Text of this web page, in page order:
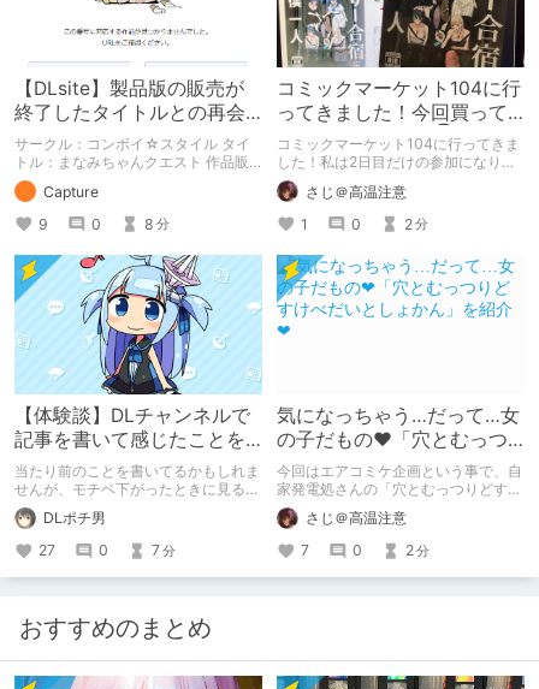
【DLsite】製品版の販売が
終了したタイトルとの再会
【アンテナ】
サークル：コンボイ☆スタイル タイ
トル：まなみちゃんクエスト 作品販
売日：2014.06.29（販売終了） 製品
版の販売が終了したタイトルの体験版
を中心に紹介しています。 体験版の
「ネタバレ」を含んだ内容をまとめて
いるので、苦手な方は注意して下さ
い。
Capture
9
0 8 分
コミックマーケット104に行
ってきました！今回買って
きた作品を紹介！③
コミックマーケット104に行ってきま
した！私は2日目だけの参加になりま
したが、やっぱり楽しかったです！
今回はその買ってきた新刊の紹介をし
たいと思います。 そして今回はその
第三弾！これで紹介は最後になります
ので、是非見てください！
さじ＠高温注意
1
0 2分
【体験談】DLチャンネルで
記事を書いて感じたことを
書いてみます
当たり前のことを書いてるかもしれま
せんが、モチベ下がったときに見ると
やる気出るかもしれない(´ω`)♪ 私は
忘れっぽいので備忘録を兼ねてます。
DLポチ男
27
0 7分
気になっちゃう…だって…女
の子だもの❤「穴とむっつ
りどすけべだいとしょか
ん」を紹介❤
今回はエアコミケ企画という事で、自
家発電処さんの「穴とむっつりどすけ
べだいとしょかん」を紹介したいと思
います。さじ＠高温注意
7
0 2分
おすすめのまとめ